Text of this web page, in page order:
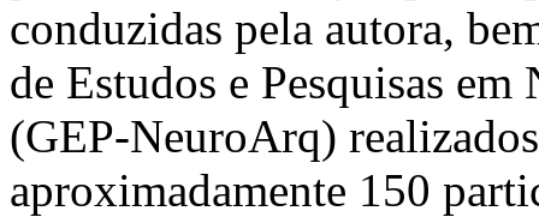
conduzidas pela autora,
de Estudos e Pesquisas
(GEP-NeuroArq)
aproximadamente 150